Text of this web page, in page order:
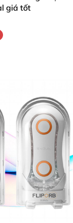
thích những vị
này có độ
giá tốt